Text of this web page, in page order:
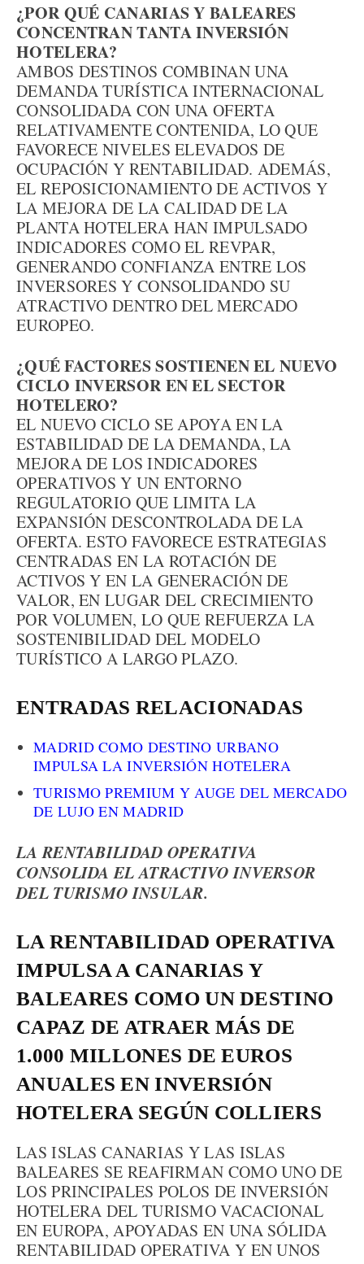
¿POR QUÉ CANARIAS Y BALEARES
CONCENTRAN TANTA INVERSIÓN
HOTELERA?
AMBOS DESTINOS COMBINAN UNA
DEMANDA TURÍSTICA INTERNACIONAL
CONSOLIDADA CON UNA OFERTA
RELATIVAMENTE CONTENIDA, LO QUE
FAVORECE NIVELES ELEVADOS DE
OCUPACIÓN Y RENTABILIDAD. ADEMÁS,
EL REPOSICIONAMIENTO DE ACTIVOS Y
LA MEJORA DE LA CALIDAD DE LA
PLANTA HOTELERA HAN IMPULSADO
INDICADORES COMO EL REVPAR,
GENERANDO CONFIANZA ENTRE LOS
INVERSORES Y CONSOLIDANDO SU
ATRACTIVO DENTRO DEL MERCADO
EUROPEO.
¿QUÉ FACTORES SOSTIENEN EL NUEVO
CICLO INVERSOR EN EL SECTOR
HOTELERO?
EL NUEVO CICLO SE APOYA EN LA
ESTABILIDAD DE LA DEMANDA, LA
MEJORA DE LOS INDICADORES
OPERATIVOS Y UN ENTORNO
REGULATORIO QUE LIMITA LA
EXPANSIÓN DESCONTROLADA DE LA
OFERTA. ESTO FAVORECE ESTRATEGIAS
CENTRADAS EN LA ROTACIÓN DE
ACTIVOS Y EN LA GENERACIÓN DE
VALOR, EN LUGAR DEL CRECIMIENTO
POR VOLUMEN, LO QUE REFUERZA LA
SOSTENIBILIDAD DEL MODELO
TURÍSTICO A LARGO PLAZO.
ENTRADAS RELACIONADAS
MADRID COMO DESTINO URBANO
IMPULSA LA INVERSIÓN HOTELERA
TURISMO PREMIUM Y AUGE DEL MERCADO
DE LUJO EN MADRID
LA RENTABILIDAD OPERATIVA
CONSOLIDA EL ATRACTIVO INVERSOR
DEL TURISMO INSULAR.
LA RENTABILIDAD OPERATIVA
IMPULSA A CANARIAS Y
BALEARES COMO UN DESTINO
CAPAZ DE ATRAER MÁS DE
1.000 MILLONES DE EUROS
ANUALES EN INVERSIÓN
HOTELERA SEGÚN COLLIERS
LAS ISLAS CANARIAS Y LAS ISLAS
BALEARES SE REAFIRMAN COMO UNO DE
LOS PRINCIPALES POLOS DE INVERSIÓN
HOTELERA DEL TURISMO VACACIONAL
EN EUROPA, APOYADAS EN UNA SÓLIDA
RENTABILIDAD OPERATIVA Y EN UNOS